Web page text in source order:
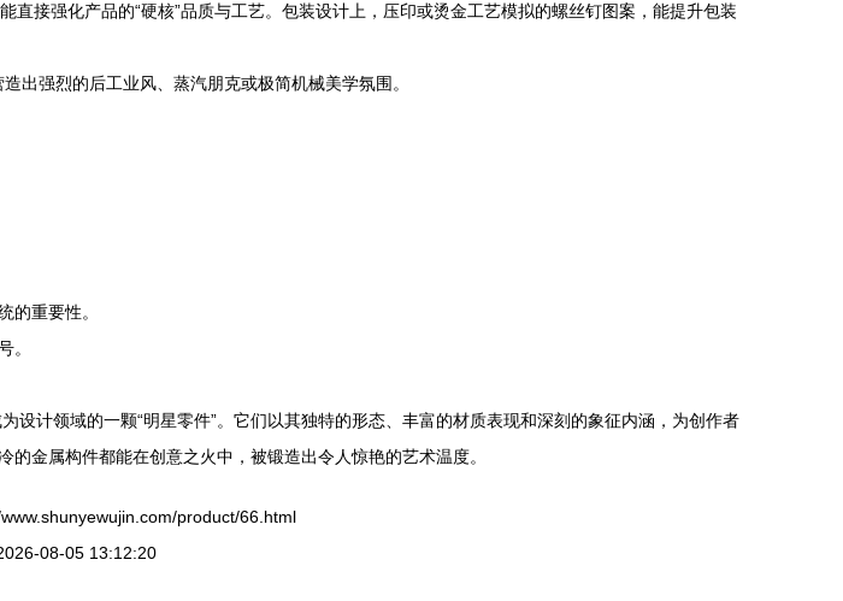
直接强化产品的“硬核”品质与工艺。包装设计上，压印或烫金工艺模拟的螺丝钉图案，能提升包装
出强烈的后工业风、蒸汽朋克或极简机械美学氛围。
的重要性。
。
计领域的一颗“明星零件”。它们以其独特的形态、丰富的材质表现和深刻的象征内涵，为创作者
金属构件都能在创意之火中，被锻造出令人惊艳的艺术温度。
product/66.html
08-05 13:12:20